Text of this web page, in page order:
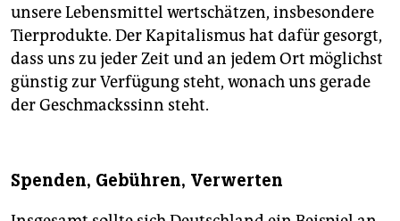
unsere Lebensmittel wertschätzen, insbesondere
Tierprodukte. Der Kapitalismus hat dafür gesorgt,
dass uns zu jeder Zeit und an jedem Ort möglichst
günstig zur Verfügung steht, wonach uns gerade
der Geschmackssinn steht.
Spenden, Gebühren, Verwerten